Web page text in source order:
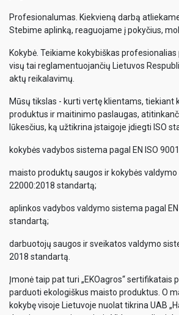
Profesionalumas. Kiekvieną darbą
Stebime aplinką, reaguojame į pokyčius,
Kokybė. Teikiame kokybiškas
visų tai reglamentuojančių Lietuvos
aktų reikalavimų.
Mūsų tikslas - kurti vertę klientams, tiekiant
produktus ir maitinimo paslaugas,
lūkesčius, ką užtikrina įstaigoje įdiegti ISO
kokybės vadybos sistema pagal EN ISO
maisto produktų saugos ir kokybės valdymo
22000:2018 standartą;
aplinkos vadybos valdymo sistema pagal
standartą;
darbuotojų saugos ir sveikatos valdymo
2018 standartą.
Įmonė taip pat turi „EKOagros“ sertifikatais
parduoti ekologiškus maisto produktus. O
kokybę visoje Lietuvoje nuolat tikrina UAB